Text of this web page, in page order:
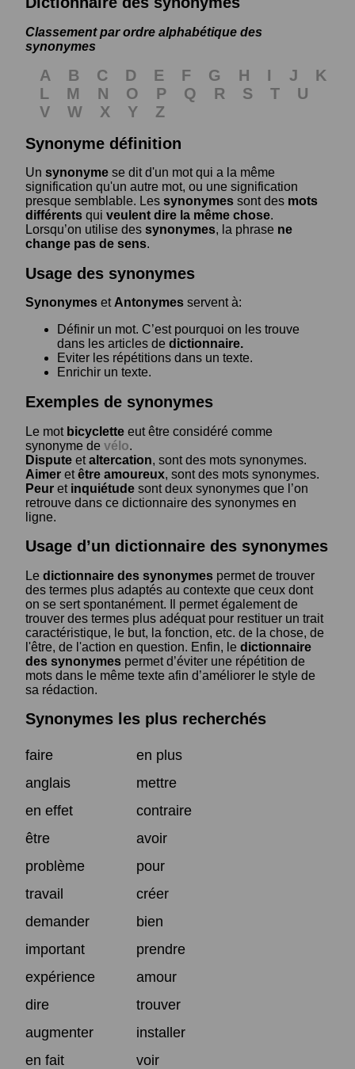
Classement par ordre alphabétique des
synonymes
A B C D E F G H I J
K
L
M N O P Q R S T
U
V
W X Y
Z
Synonyme définition
Un synonyme se dit d'un mot qui a la même
signification qu'un autre mot, ou une signification
presque semblable. Les synonymes sont des mots
différents qui veulent dire la même chose.
Lorsqu’on utilise des synonymes, la phrase ne
change pas de sens.
Usage des synonymes
Synonymes etAntonymes servent à:
Définir un mot. C’est pourquoi on les trouve
dans les articles de dictionnaire.
Eviter les répétitions dans un texte.
Enrichir un texte.
Exemples de synonymes
Le mot bicyclette eut être considéré comme
synonyme de vélo.
Dispute etaltercation, sont des mots synonymes.
Aimer etêtre amoureux, sont des mots synonymes.
Peur et inquiétude sont deux synonymes que l’on
retrouve dans ce dictionnaire des synonymes en
ligne.
Usage d’un dictionnaire des synonymes
Le dictionnaire des synonymes permet de trouver
des termes plus adaptés au contexte que ceux dont
on se sert spontanément. Il permet également de
trouver des termes plus adéquat pour restituer un trait
caractéristique, le but, la fonction, etc. de la chose, de
l'être, de l'action en question. Enfin, le dictionnaire
des synonymes permet d’éviter une répétition de
mots dans le même texte afin d’améliorer le style de
sa rédaction.
Synonymes les plus recherchés
faire
en plus
anglais
mettre
en effet
contraire
être
avoir
problème
pour
travail
créer
demander
bien
important
prendre
expérience
amour
dire
trouver
augmenter
installer
en fait
voir